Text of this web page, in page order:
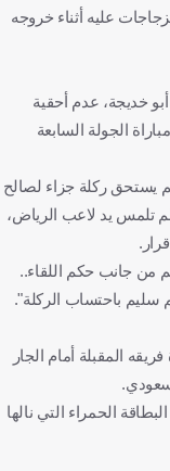
عليه أثناء خروجه
خديجة، عدم أحقية
الجولة السابعة
يستحق ركلة جزاء لصالح
أن الكرة لم تلمس يد لاعب الرياض،
من جانب حكم اللقاء..
سليم باحتساب الركلة".
المقبلة أمام الجار
الحمراء التي نالها